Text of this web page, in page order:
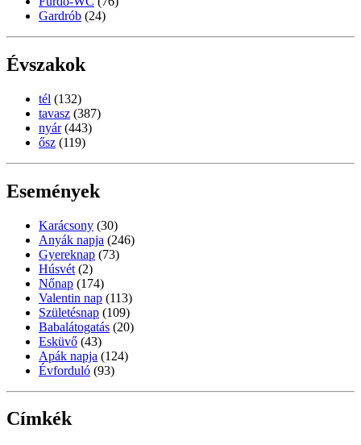
Gardrób (24)
Évszakok
tél (132)
tavasz (387)
nyár (443)
ősz (119)
Események
Karácsony (30)
Anyák napja (246)
Gyereknap (73)
Húsvét (2)
Nőnap (174)
Valentin nap (113)
Születésnap (109)
Babalátogatás (20)
Esküvő (43)
Apák napja (124)
Évforduló (93)
Címkék